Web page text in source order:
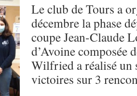
Le club de Tours a
décembre la phase
coupe Jean-Claude
d’Avoine composée
Wilfried a réalisé un
victoires sur 3